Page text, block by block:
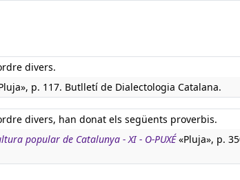
divers.
p. 117. Butlletí de Dialectologia Catalana.
divers, han donat els següents proverbis.
popular de Catalunya - XI - O-PUXÉ«Pluja», p.